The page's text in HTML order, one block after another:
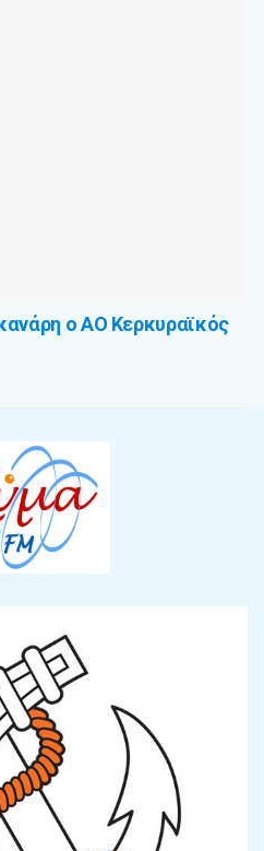
ο ΑΟ Κερκυραϊκός